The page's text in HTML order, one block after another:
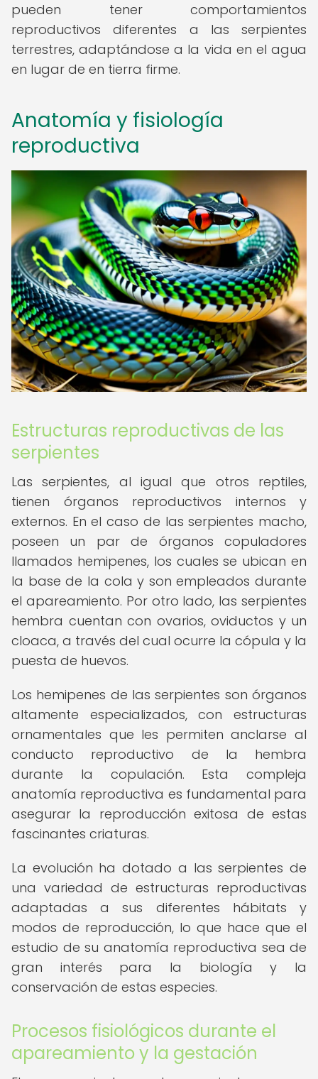
pueden tener comportamientos
reproductivos diferentes a las serpientes
terrestres, adaptándose a la vida en el agua
en lugar de en tierra firme.
Anatomía y fisiología
reproductiva
Estructuras reproductivas de las
serpientes
Las serpientes, al igual que otros reptiles,
tienen órganos reproductivos internos y
externos. En el caso de las serpientes macho,
poseen un par de órganos copuladores
llamados hemipenes, los cuales se ubican en
la base de la cola y son empleados durante
el apareamiento. Por otro lado, las serpientes
hembra cuentan con ovarios, oviductos y un
cloaca, a través del cual ocurre la cópula y la
puesta de huevos.
Los hemipenes de las serpientes son órganos
altamente especializados, con estructuras
ornamentales que les permiten anclarse al
conducto reproductivo de la hembra
durante la copulación. Esta compleja
anatomía reproductiva es fundamental para
asegurar la reproducción exitosa de estas
fascinantes criaturas.
La evolución ha dotado a las serpientes de
una variedad de estructuras reproductivas
adaptadas a sus diferentes hábitats y
modos de reproducción, lo que hace que el
estudio de su anatomía reproductiva sea de
gran interés para la biología y la
conservación de estas especies.
Procesos fisiológicos durante el
apareamiento y la gestación